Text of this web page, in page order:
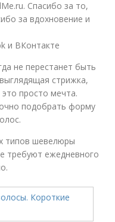
Cпасибо за то,
за вдохновение и
и ВКонтакте
не перестанет быть
стрижка,
просто мечта.
подобрать форму
типов шевелюры
требуют ежедневного